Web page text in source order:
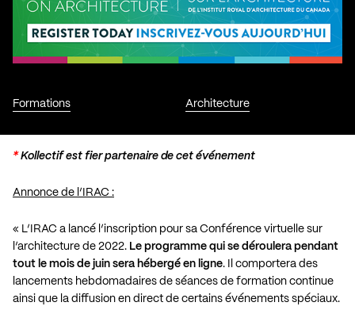
Formations Architecture
*Kollectif est fier partenaire de cet événement
Annonce de l’IRAC :
« L’IRAC a lancé l’inscription pour sa Conférence virtuelle sur
l’architecture de 2022. Le programme qui se déroulera pendant
tout le mois de juin sera hébergé en ligne. Il comportera des
lancements hebdomadaires de séances de formation continue
ainsi que la diffusion en direct de certains événements spéciaux.